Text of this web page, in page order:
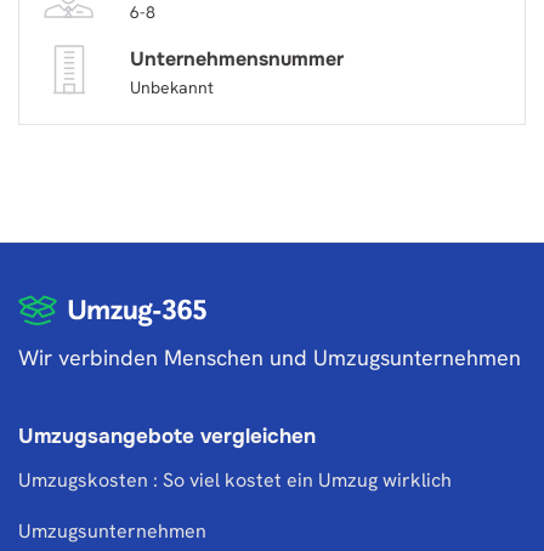
6-8
Unternehmensnummer
Unbekannt
Wir verbinden Menschen und Umzugsunternehmen
Umzugsangebote vergleichen
Umzugskosten : So viel kostet ein Umzug wirklich
Umzugsunternehmen